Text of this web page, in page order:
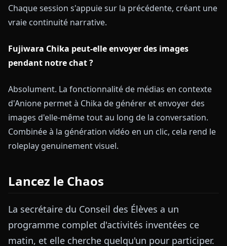
Chaque session s'appuie sur la précédente, créant une
vraie continuité narrative.
Fujiwara Chika peut-elle envoyer des images
pendant notre chat ?
Absolument. La fonctionnalité de médias en contexte
d'Anione permet à Chika de générer et envoyer des
images d'elle-même tout au long de la conversation.
Combinée à la génération vidéo en un clic, cela rend le
roleplay genuinement visuel.
Lancez le Chaos
La secrétaire du Conseil des Élèves a un
programme complet d'activités inventées ce
matin, et elle cherche quelqu'un pour participer.